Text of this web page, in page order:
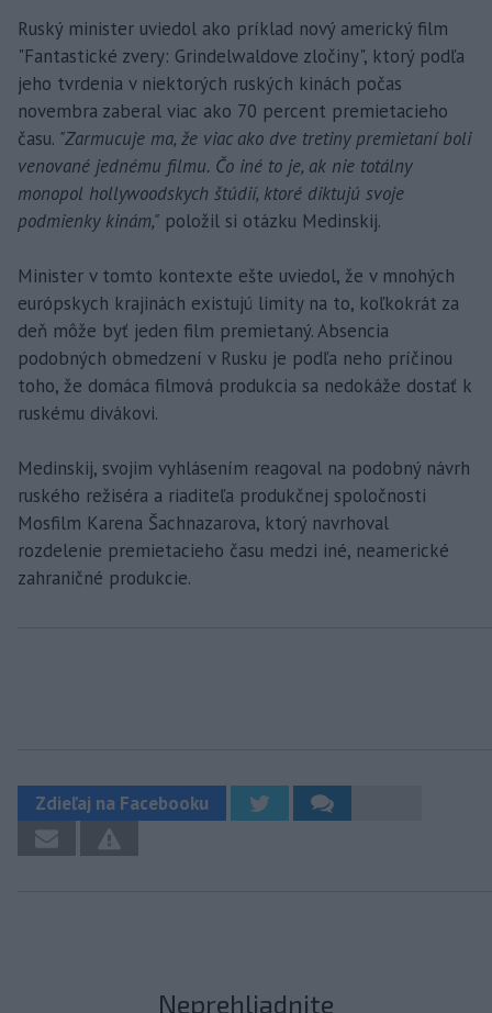
Ruský minister uviedol ako príklad nový americký film
"Fantastické zvery: Grindelwaldove zločiny", ktorý podľa
jeho tvrdenia v niektorých ruských kinách počas
novembra zaberal viac ako 70 percent premietacieho
času. "Zarmucuje ma, že viac ako dve tretiny premietaní boli
venované jednému filmu. Čo iné to je, ak nie totálny
monopol hollywoodskych štúdií, ktoré diktujú svoje
podmienky kinám," položil si otázku Medinskij.
Minister v tomto kontexte ešte uviedol, že v mnohých
európskych krajinách existujú limity na to, koľkokrát za
deň môže byť jeden film premietaný. Absencia
podobných obmedzení v Rusku je podľa neho príčinou
toho, že domáca filmová produkcia sa nedokáže dostať k
ruskému divákovi.
Medinskij, svojim vyhlásením reagoval na podobný návrh
ruského režiséra a riaditeľa produkčnej spoločnosti
Mosfilm Karena Šachnazarova, ktorý navrhoval
rozdelenie premietacieho času medzi iné, neamerické
zahraničné produkcie.
Zdieľaj na Facebooku
Neprehliadnite